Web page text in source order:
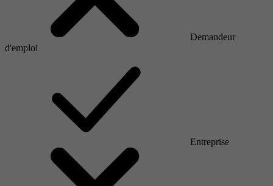
Demandeur
d'emploi
Entreprise